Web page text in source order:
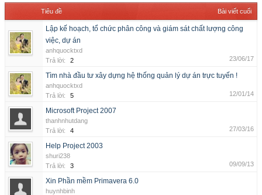
Tiêu đề Bài viết cuối
Lập kế hoạch, tổ chức phân công và giám sát chất lượng công
việc, dự án
anhquocktxd
Trả lời:
2 23/06/17
Tìm nhà đầu tư xây dựng hệ thống quản lý dự án trực tuyến !
anhquocktxd
Trả lời:
5 12/01/14
Microsoft Project 2007
thanhnhutdang
Trả lời:
4 27/03/16
Help Project 2003
shuri238
Trả lời:
3 09/09/13
Xin Phần mềm Primavera 6.0
huynhbinh